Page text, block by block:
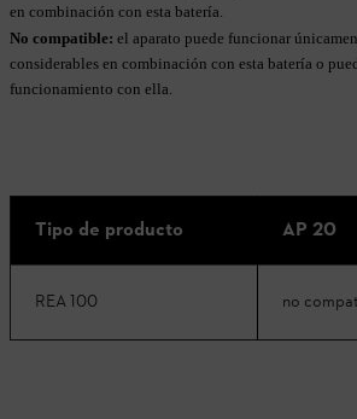
en combinación con esta batería.
No compatible: el aparato puede funcionar
considerables en combinación con esta batería o
funcionamiento con ella.
Tipo de producto AP 20
REA 100 no